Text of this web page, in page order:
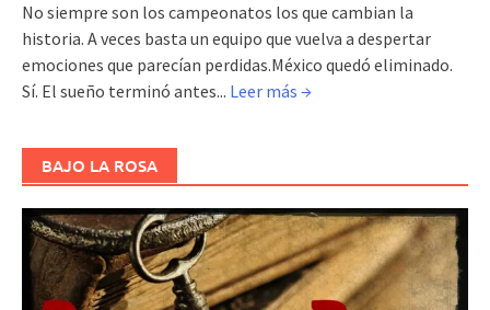
No siempre son los campeonatos los que cambian la
historia. A veces basta un equipo que vuelva a despertar
emociones que parecían perdidas.México quedó eliminado.
Sí. El sueño terminó antes... Leer más →
BAJO LA ROSA